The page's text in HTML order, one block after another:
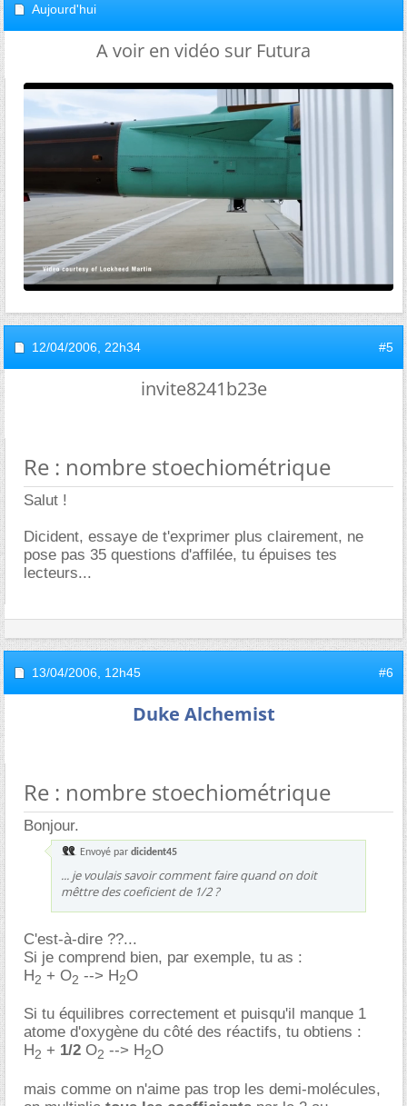
Aujourd'hui
A voir en vidéo sur Futura
12/04/2006, 22h34 #5
invite8241b23e
Re : nombre stoechiométrique
Salut !
Dicident, essaye de t'exprimer plus clairement, ne
pose pas 35 questions d'affilée, tu épuises tes
lecteurs...
13/04/2006, 12h45 #6
Duke Alchemist
Re : nombre stoechiométrique
Bonjour.
Envoyé par dicident45
... je voulais savoir comment faire quand on doit
mêttre des coeficient de 1/2 ?
C'est-à-dire ??...
Si je comprend bien, par exemple, tu as :
H2 + O2 --> H2O
Si tu équilibres correctement et puisqu'il manque 1
atome d'oxygène du côté des réactifs, tu obtiens :
H2 + 1/2 O2 --> H2O
mais comme on n'aime pas trop les demi-molécules,